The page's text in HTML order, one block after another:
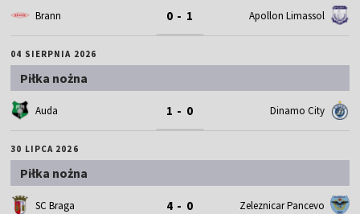
Brann 0 - 1 Apollon Limassol
04 SIERPNIA 2026
Piłka nożna
Auda 1 - 0 Dinamo City
30 LIPCA 2026
Piłka nożna
SC Braga 4 - 0 Zeleznicar Pancevo